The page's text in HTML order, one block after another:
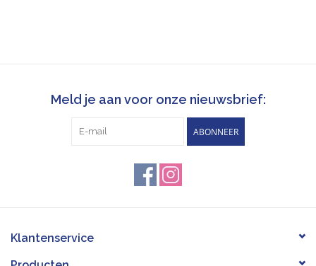
Meld je aan voor onze nieuwsbrief:
ABONNEER
Klantenservice